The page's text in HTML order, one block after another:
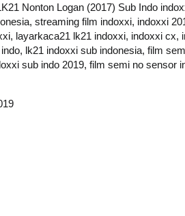
Nonton Logan (2017) Sub Indo
streaming film indoxxi, indoxxi
layarkaca21 lk21 indoxxi, indoxxi
lk21 indoxxi sub indonesia, film
sub indo 2019, film semi no sensor